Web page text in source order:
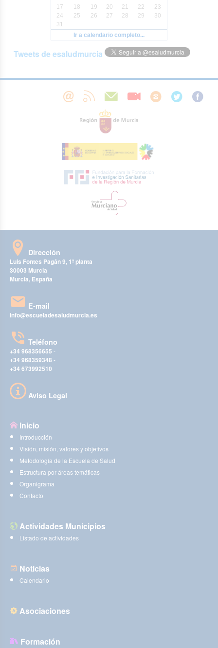
17
18 19 20 21 22
23
24
25 26 27 28 29
30
31
Ir a calendario completo...
Tweets de esaludmurcia
Dirección
Luis Fontes Pagán 9, 1ª planta
30003 Murcia
Murcia, España
E-mail
info@escueladesaludmurcia.es
Teléfono
+34 968356655 -
+34 968359348 -
+34 673992510
Aviso Legal
Inicio
Introducción
Visión, misión, valores y objetivos
Metodología de la Escuela de Salud
Estructura por áreas temáticas
Organigrama
Contacto
Actividades Municipios
Listado de actividades
Noticias
Calendario
Asociaciones
Formación